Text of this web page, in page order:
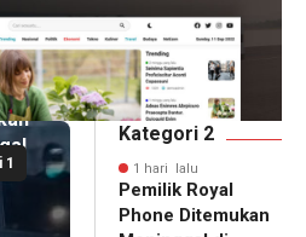
1
Kategori 2
1 hari lalu
Pemilik Royal
Phone Ditemukan